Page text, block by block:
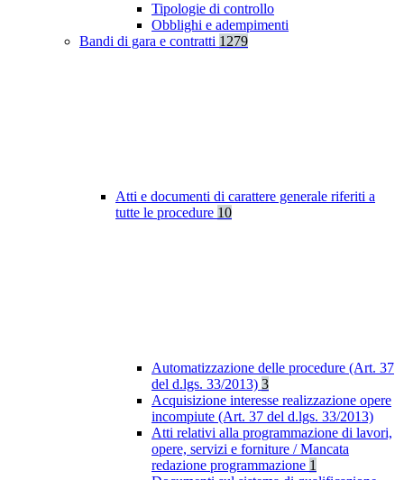
Tipologie di controllo
Obblighi e adempimenti
Bandi di gara e contratti 1279
Atti e documenti di carattere generale riferiti a
tutte le procedure 10
Automatizzazione delle procedure (Art. 37
del d.lgs. 33/2013) 3
Acquisizione interesse realizzazione opere
incompiute (Art. 37 del d.lgs. 33/2013)
Atti relativi alla programmazione di lavori,
opere, servizi e forniture / Mancata
redazione programmazione 1